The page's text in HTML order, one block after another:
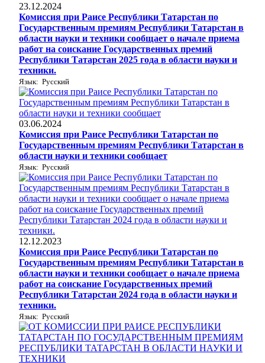
23.12.2024
Комиссия при Раисе Республики Татарстан по
Государственным премиям Республики Татарстан в
области науки и техники сообщает о начале приема
работ на соискание Государственных премий
Республики Татарстан 2025 года в области науки и
техники.
Язык: Русский
03.06.2024
Комиссия при Раисе Республики Татарстан по
Государственным премиям Республики Татарстан в
области науки и техники сообщает
Язык: Русский
12.12.2023
Комиссия при Раисе Республики Татарстан по
Государственным премиям Республики Татарстан в
области науки и техники сообщает о начале приема
работ на соискание Государственных премий
Республики Татарстан 2024 года в области науки и
техники.
Язык: Русский